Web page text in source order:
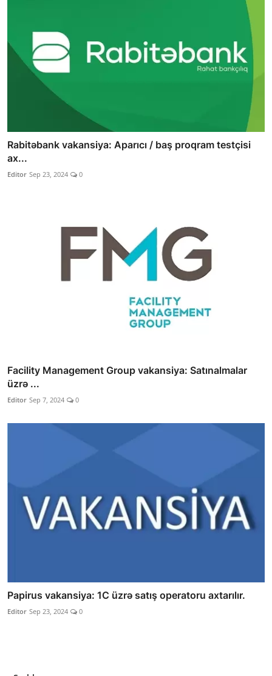
Rabitəbank vakansiya: Aparıcı / baş proqram testçisi
ax...
Editor Sep 23, 2024 0
Facility Management Group vakansiya: Satınalmalar
üzrə ...
Editor Sep 7, 2024 0
Papirus vakansiya: 1C üzrə satış operatoru axtarılır.
Editor Sep 23, 2024 0